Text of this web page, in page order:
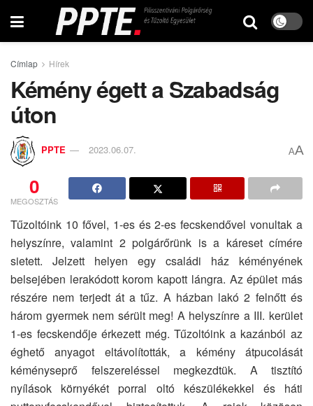
Címlap Hírek
Kémény égett a Szabadság
úton
PPTE 2023.06.07. AA
0
MEGOSZTÁS
Tűzoltóink 10 fővel, 1-es és 2-es fecskendővel vonultak a
helyszínre, valamint 2 polgárőrünk is a káreset címére
sietett. Jelzett helyen egy családi ház kéményének
belsejében lerakódott korom kapott lángra. Az épület más
részére nem terjedt át a tűz. A házban lakó 2 felnőtt és
három gyermek nem sérült meg! A helyszínre a III. kerület
1-es fecskendője érkezett még. Tűzoltóink a kazánból az
éghető anyagot eltávolították, a kémény átpucolását
kéményseprő felszereléssel megkezdtük. A tisztító
nyílások környékét porral oltó készülékekkel és háti